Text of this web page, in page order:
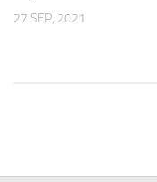
Militantes históricos IR
27 SEP, 2021